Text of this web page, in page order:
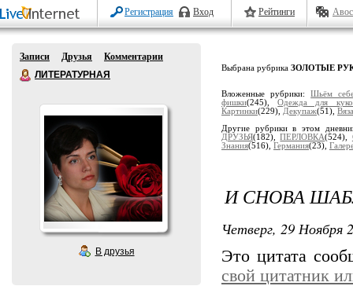
Регистрация Вход Рейтинги
Записи Друзья
Комментарии
ЛИТЕРАТУРНАЯ
В друзья
Выбрана рубрика ЗОЛОТЫЕ
Вложенные рубрики:Шьём
фишки(245),Одеждa для
Кaртинки(229), Декупaж(51),
Другие рубрики в этом
ДРУЗЬЯ(182),ПЕРЛОВКА(524),
Знания(516), Гермaния(23),
И СНОВА
Четверг, 29 Ноября
Это цитата
свой цитатник